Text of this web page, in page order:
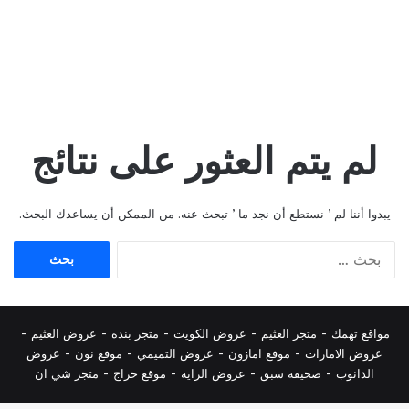
لم يتم العثور على نتائج
يبدوا أننا لم ’ نستطع أن نجد ما ’ تبحث عنه. من الممكن أن يساعدك البحث.
مواقع تهمك - متجر العثيم - عروض الكويت - متجر بنده - عروض العثيم -
عروض الامارات - موقع امازون - عروض التميمي - موقع نون - عروض
الدانوب - صحيفة سبق - عروض الراية - موقع حراج - متجر شي ان